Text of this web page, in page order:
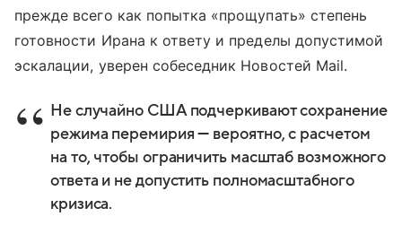
прежде всего как попытка «прощупать» степень
готовности Ирана к ответу и пределы допустимой
эскалации, уверен собеседник Новостей Mail.
Не случайно США подчеркивают сохранение
режима перемирия — вероятно, с расчетом
на то, чтобы ограничить масштаб возможного
ответа и не допустить полномасштабного
кризиса.